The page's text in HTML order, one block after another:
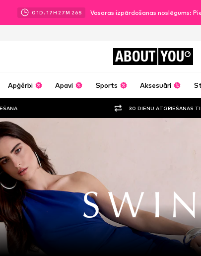
01D.17H 27M 24S Vasaras izpārdošanas noslēgums:
ABOUT YOU
Apģērbi Apavi Sports Aksesuāri
30 DIENU ATGRIEŠANAS